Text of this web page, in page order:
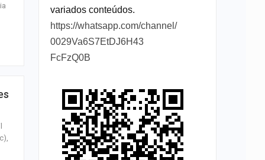
variados conteúdos.
https://whatsapp.com/channel/
0029Va6S7EtDJ6H43
FcFzQ0B